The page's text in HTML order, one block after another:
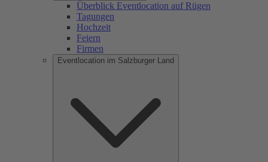
Überblick Eventlocation auf Rügen
Tagungen
Hochzeit
Feiern
Firmen
Eventlocation im Salzburger Land